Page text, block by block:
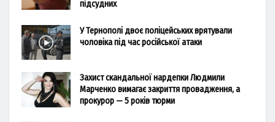
підсудних
У Тернополі двоє поліцейських врятували
чоловіка під час російської атаки
Захист скандальної нардепки Людмили
Марченко вимагає закриття провадження, а
прокурор — 5 років тюрми